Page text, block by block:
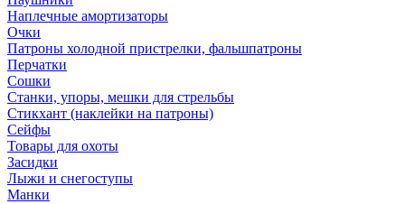
Наплечные амортизаторы
Очки
Патроны холодной пристрелки, фальшпатроны
Перчатки
Сошки
Станки, упоры, мешки для стрельбы
Стикхант (наклейки на патроны)
Сейфы
Товары для охоты
Засидки
Лыжи и снегоступы
Манки